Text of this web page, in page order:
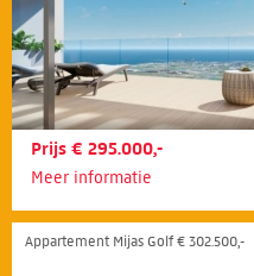
Prijs € 295.000,-
Meer informatie
Appartement Mijas Golf € 302.500,-